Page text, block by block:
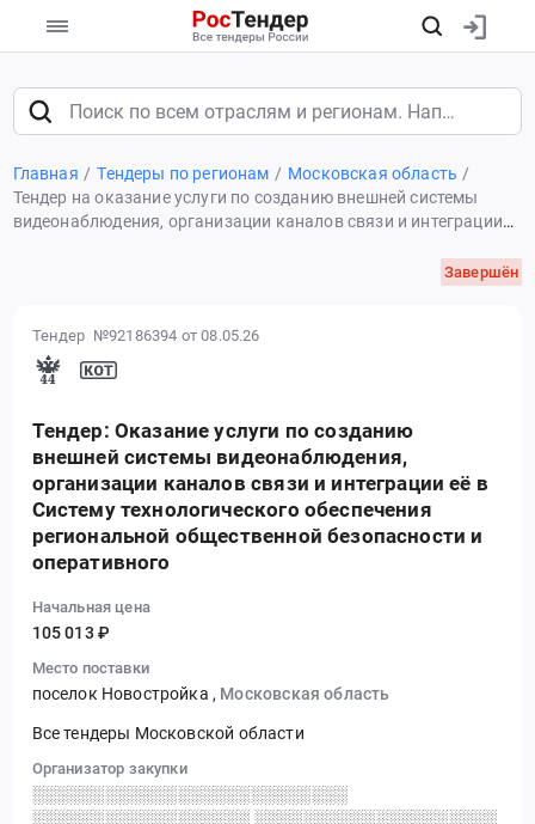
Главная Тендеры по регионам
Московская область
Тендер на оказание услуги по созданию внешней системы
видеонаблюдения, организации каналов связи и интеграции
Завершён
Тендер №92186394 от 08.05.26
Тендер: Оказание услуги по созданию
внешней системы видеонаблюдения,
организации каналов связи и интеграции её в
Систему технологического обеспечения
региональной общественной безопасности и
оперативного
Начальная цена
105 013 ₽
Место поставки
поселок Новостройка , Московская область
Все тендеры Московской области
Организатор закупки
░░░░░░░░░░░░░░░░░░░░░░░░░░
░░░░░░░░░░░░░░░░░░ ░░░░░░░░░░░░░░░░░░░░